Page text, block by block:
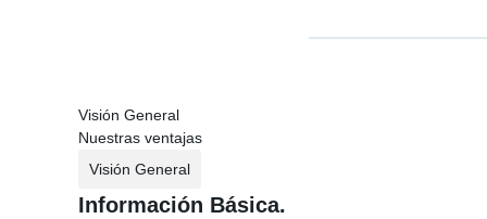
Visión General
Nuestras ventajas
Visión General
Información Básica.